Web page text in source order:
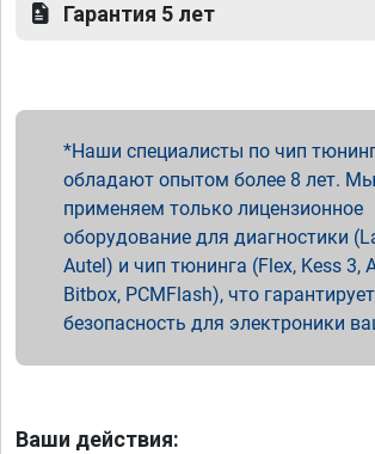
Гарантия 5 лет
Наши специалисты по чип
обладают опытом более 8 лет. Мы
применяем только лицензионное
оборудование для диагностики
Autel) и чип тюнинга (Flex, Kess 3,
Bitbox, PCMFlash), что гарантирует
безопасность для электроники
Ваши действия: